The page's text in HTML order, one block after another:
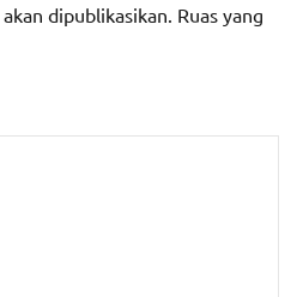
dipublikasikan. Ruas yang